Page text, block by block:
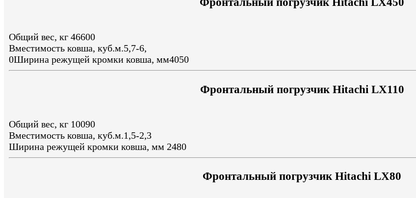
Общий вес, кг 46600
Вместимость ковша, куб.м.5,7-6,
0Ширина режущей кромки ковша, мм4050
Фронтальный погрузчик Hitachi LX110
Общий вес, кг 10090
Вместимость ковша, куб.м.1,5-2,3
Ширина режущей кромки ковша, мм 2480
Фронтальный погрузчик Hitachi LX80